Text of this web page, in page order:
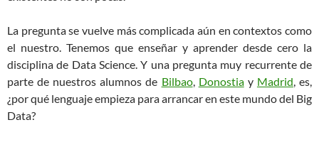
La pregunta se vuelve más complicada aún en contextos como
el nuestro. Tenemos que enseñar y aprender desde cero la
disciplina de Data Science. Y una pregunta muy recurrente de
parte de nuestros alumnos de Bilbao, Donostiay Madrid, es,
¿por qué lenguaje empieza para arrancar en este mundo del Big
Data?